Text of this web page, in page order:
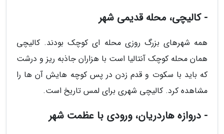
- کالیچی، محله قدیمی شهر
همه شهرهای بزرگ روزی محله ای کوچک بودند. کالیچی
همان محله کوچک آنتالیا است با هزاران جاذبه ریز و درشت
که باید با سکوت و قدم زدن در پس کوچه هایش آن ها را
مشاهده کرد. کالیچی شهری برای لمس تاریخ است.
- دروازه هاردریان، ورودی با عظمت شهر